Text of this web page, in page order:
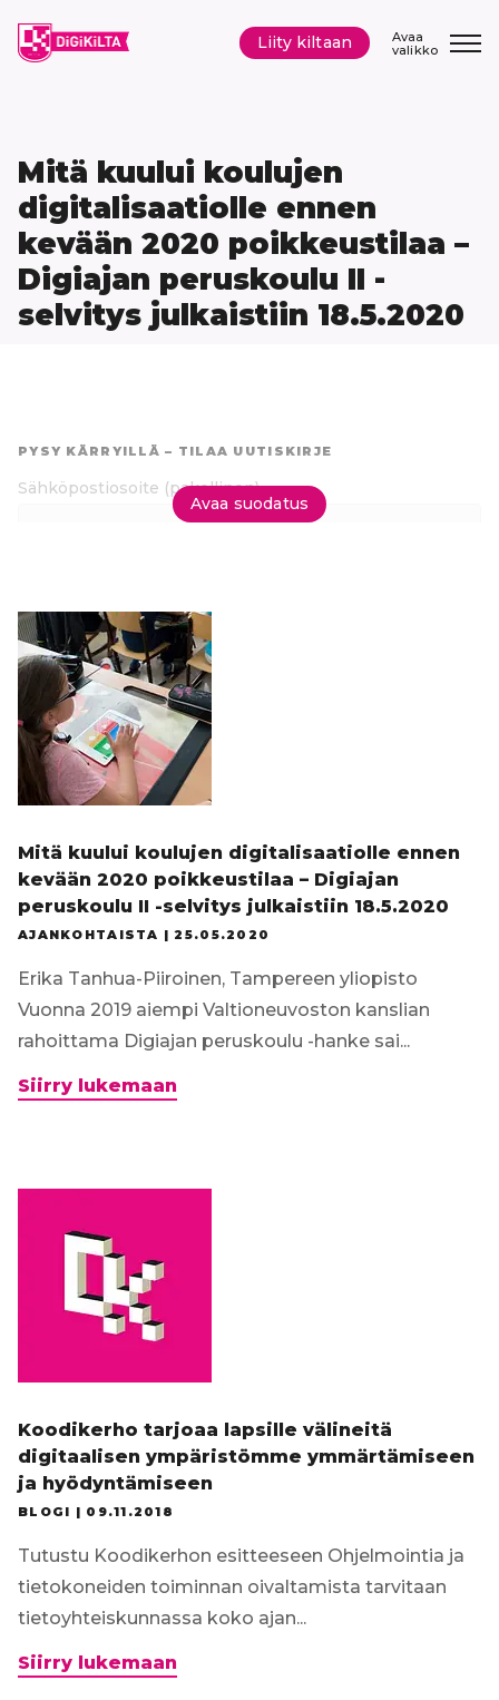
sisältöön
Avaa
valikko
Liity kiltaan
Mitä kuului koulujen
digitalisaatiolle ennen
kevään 2020 poikkeustilaa –
Digiajan peruskoulu II -
selvitys julkaistiin 18.5.2020
PYSY KÄRRYILLÄ – TILAA UUTISKIRJE
Sähköpostiosoite (pakollinen)
Avaa suodatus
Mitä kuului koulujen digitalisaatiolle ennen
kevään 2020 poikkeustilaa – Digiajan
peruskoulu II -selvitys julkaistiin 18.5.2020
AJANKOHTAISTA |25.05.2020
Erika Tanhua-Piiroinen, Tampereen yliopisto
Vuonna 2019 aiempi Valtioneuvoston kanslian
rahoittama Digiajan peruskoulu -hanke sai...
Siirry lukemaan
ennen
II
selvitys
julkaistiin
18.5.2020
Koodikerho tarjoaa lapsille välineitä
digitaalisen ympäristömme ymmärtämiseen
ja hyödyntämiseen
BLOGI | 09.11.2018
Tutustu Koodikerhon esitteeseen Ohjelmointia ja
tietokoneiden toiminnan oivaltamista tarvitaan
tietoyhteiskunnassa koko ajan...
Siirry lukemaan